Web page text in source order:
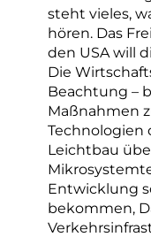
steht vieles,
hören. Das
den USA will
Die
Beachtung –
Maßnahmen
Technologien
Leichtbau
Entwicklung
bekommen,